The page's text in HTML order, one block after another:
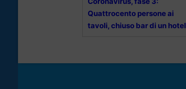
Quattrocento persone ai
tavoli, chiuso bar di un hotel